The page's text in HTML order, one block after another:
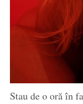
Stau de o oră în